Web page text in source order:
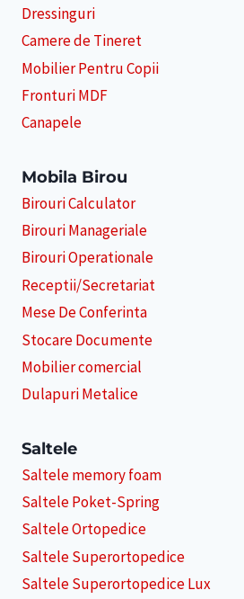
Dressinguri
Camere de Tineret
Mobilier Pentru Copii
Fronturi MDF
Canapele
Mobila Birou
Birouri Calculator
Birouri Manageriale
Birouri Operationale
Receptii/Secretariat
Mese De Conferinta
Stocare Documente
Mobilier comercial
Dulapuri Metalice
Saltele
Saltele memory foam
Saltele Poket-Spring
Saltele Ortopedice
Saltele Superortopedice
Saltele Superortopedice Lux